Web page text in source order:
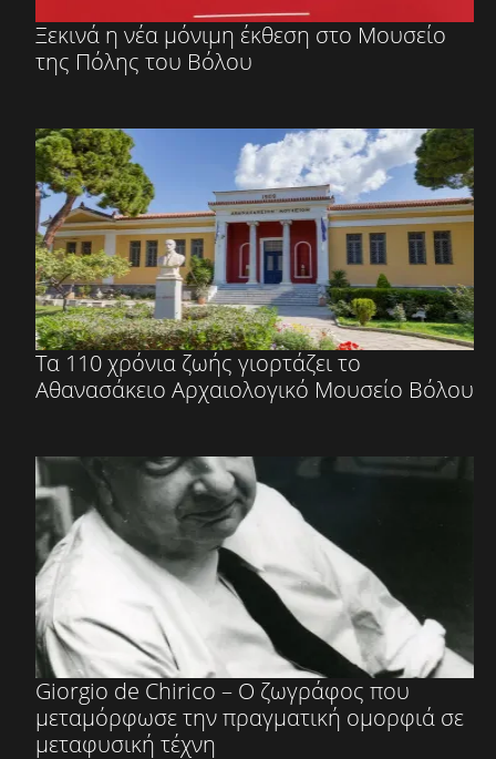
Ξεκινά η νέα μόνιμη έκθεση στο Μουσείο
της Πόλης του Βόλου
Τα 110 χρόνια ζωής γιορτάζει το
Αθανασάκειο Αρχαιολογικό Μουσείο Βόλου
Giorgio de Chirico – Ο ζωγράφος που
μεταμόρφωσε την πραγματική ομορφιά σε
μεταφυσική τέχνη